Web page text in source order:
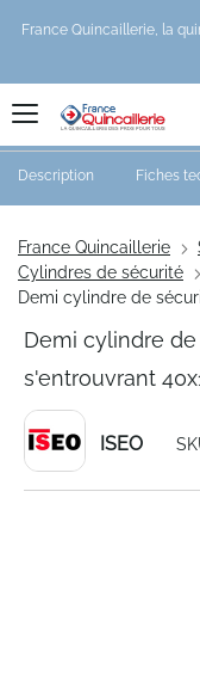
France Quincaillerie, la
France Quincaillerie
Cylindres de sécurité
Demi cylindre de
Demi cylindre de
s'entrouvrant
ISEO
Description Fiches